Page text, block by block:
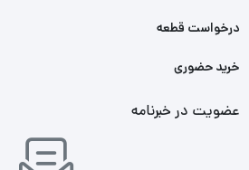
درخواست قطعه
خرید حضوری
عضویت در خبرنامه